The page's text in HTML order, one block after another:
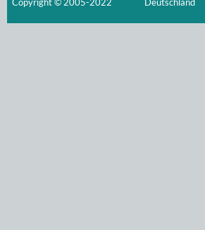
Copyright © 2005-2022
Deutschland